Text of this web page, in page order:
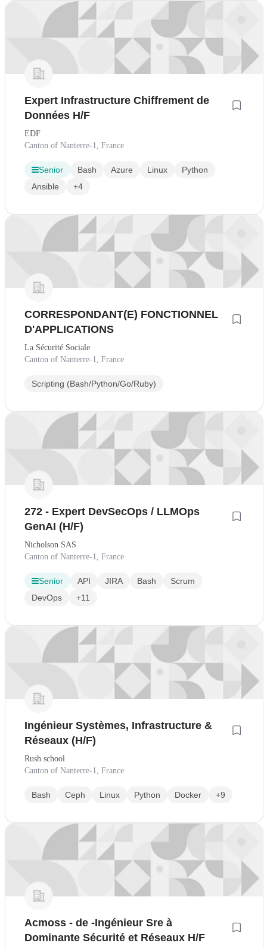
Expert Infrastructure Chiffrement de
Données H/F
EDF
Canton of Nanterre-1, France
Senior Bash Azure Linux
Python
Ansible
+4
CORRESPONDANT(E) FONCTIONNEL
D'APPLICATIONS
La Sécurité Sociale
Canton of Nanterre-1, France
Scripting (Bash/Python/Go/Ruby)
272 - Expert DevSecOps / LLMOps
GenAI (H/F)
Nicholson SAS
Canton of Nanterre-1, France
Senior API JIRA Bash
Scrum
DevOps
+11
Ingénieur Systèmes, Infrastructure &
Réseaux (H/F)
Rush school
Canton of Nanterre-1, France
Bash Ceph Linux Python Docker +9
Acmoss - de -Ingénieur Sre à
Dominante Sécurité et Réseaux H/F